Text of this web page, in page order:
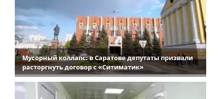
Мусорный коллапс: в Саратове депутаты призвали
расторгнуть договор с «Ситиматик»